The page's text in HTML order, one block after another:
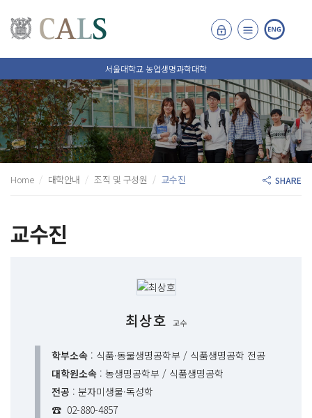
서울대학교 농업생명과학대학
Home 대학안내 조직 및 구성원 교수진 SHARE
교수진
최상호 교수
학부소속 : 식품·동물생명공학부 / 식품생명공학 전공
대학원소속 : 농생명공학부 / 식품생명공학
전공 : 분자미생물·독성학
☎ 02-880-4857